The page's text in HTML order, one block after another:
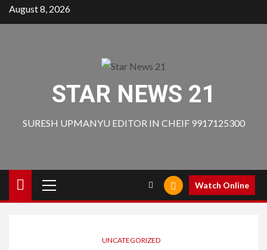
Skip
to
August 8, 2026
STAR NEWS 21
SURESH UPMANYU EDITOR IN CHEIF 9917125300
Menu
Watch Online
UNCATEGORIZED